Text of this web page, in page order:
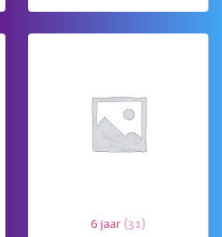
6 jaar (31)